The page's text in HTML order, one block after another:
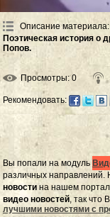
Описание материала:
Поэтическая история о
Попов.
Просмотры: 0
Рекомендовать:
Вы попали на модуль
различных направлений.
новости на нашем
видео новостей, так что
лучшими новостями с